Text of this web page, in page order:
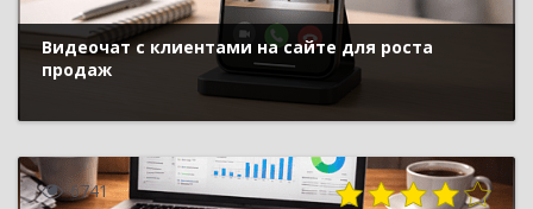
Видеочат с клиентами на сайте для роста
продаж
6741